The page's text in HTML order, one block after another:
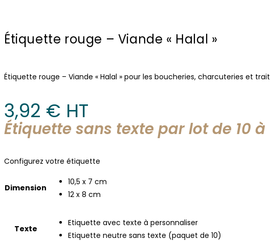
Étiquette rouge – Viande « Halal »
Étiquette rouge – Viande « Halal » pour les boucheries, charcuteries et
3,92 € HT
Étiquette sans texte par lot de 10 à
Configurez votre étiquette
Dimension
10,5 x 7 cm
12 x 8 cm
Texte
Etiquette avec texte à personnaliser
Etiquette neutre sans texte (paquet de 10)